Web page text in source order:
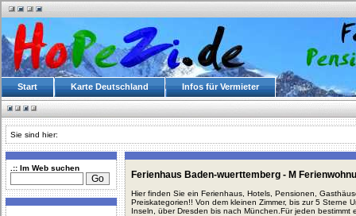
Start Karte Deutschland Infos für Vermieter
Sie sind hier:
.:: Im Web suchen
Ferienhaus Baden-wuerttemberg - M
Hier finden Sie ein Ferienhaus, Hotels, Pensionen,
Preiskategorien!! Von dem kleinen Zimmer, bis zur 5 Sterne
Inseln, über Dresden bis nach München.Für jeden bestimmt